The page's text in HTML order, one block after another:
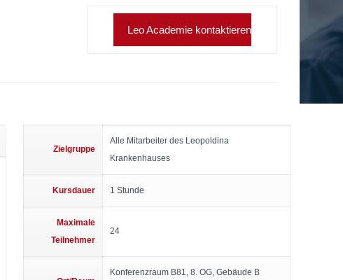
Leo Academie kontaktieren
Zielgruppe
Alle Mitarbeiter des Leopoldina
Krankenhauses
Kursdauer 1 Stunde
Maximale
Teilnehmer
24
Konferenzraum B81, 8. OG, Gebäude B